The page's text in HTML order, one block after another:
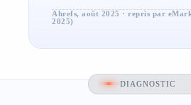
Ahrefs, août 2025 · repris par
2025)
DIAGNOSTIC